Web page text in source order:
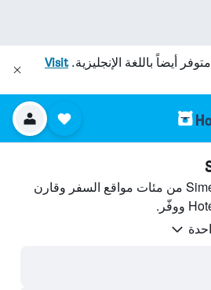
متوفر أيضاً باللغة الإنجليزية.Visit
ابحث عن فنادق في Simeria من مئات مواقع السفر وقارن